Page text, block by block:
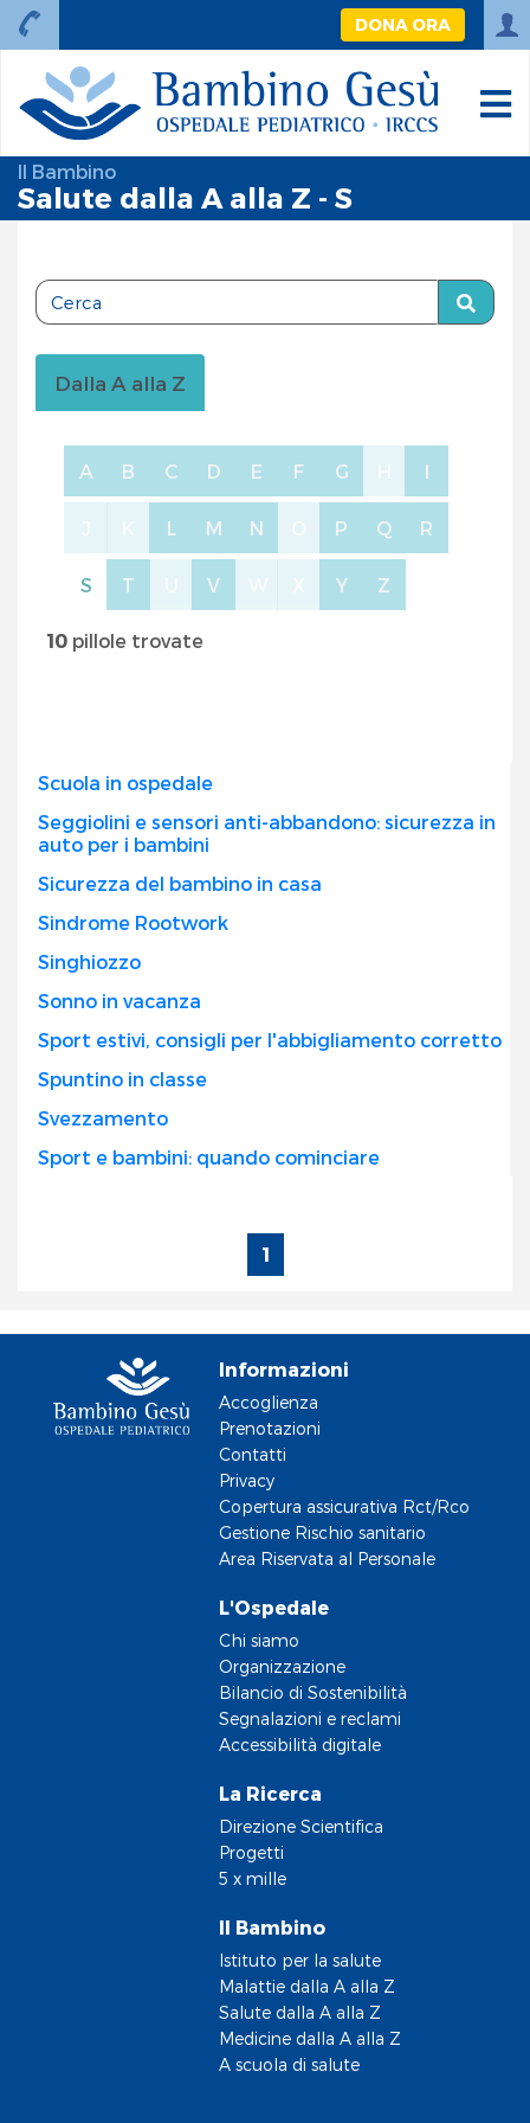
DONA ORA
Il Bambino
Salute dalla A alla Z - S
Dalla A alla Z
A B C D E F G I
L M N P Q R
S T V Y Z
10 pillole trovate
Scuola in ospedale
Seggiolini e sensori anti-abbandono: sicurezza in
auto per i bambini
Sicurezza del bambino in casa
Sindrome Rootwork
Singhiozzo
Sonno in vacanza
Sport estivi, consigli per l'abbigliamento corretto
Spuntino in classe
Svezzamento
Sport e bambini: quando cominciare
1
Informazioni
Accoglienza
Prenotazioni
Contatti
Privacy
Copertura assicurativa Rct/Rco
Gestione Rischio sanitario
Area Riservata al Personale
L'Ospedale
Chi siamo
Organizzazione
Bilancio di Sostenibilità
Segnalazioni e reclami
Accessibilità digitale
La Ricerca
Direzione Scientifica
Progetti
5 x mille
Il Bambino
Istituto per la salute
Malattie dalla A alla Z
Salute dalla A alla Z
Medicine dalla A alla Z
A scuola di salute